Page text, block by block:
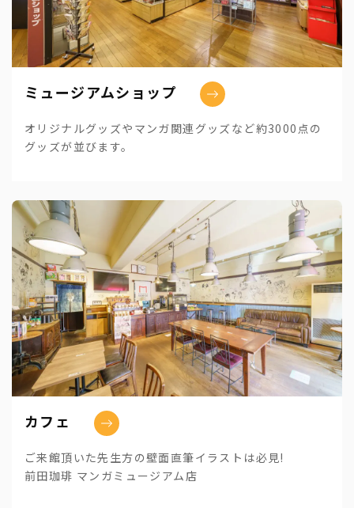
ミュージアムショップ
オリジナルグッズやマンガ関連グッズなど約3000点の
グッズが並びます。
カフェ
ご来館頂いた先生方の壁面直筆イラストは必見!
前田珈琲 マンガミュージアム店